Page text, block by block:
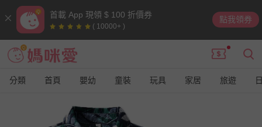
首載 App 現領 $ 100 折價券
( 10000+ )
點我領券
分類 首頁 嬰幼 童裝 玩具 家居 旅遊